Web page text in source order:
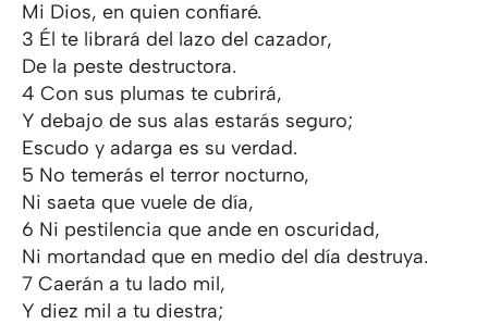
Mi Dios, en quien confiaré.
3 Él te librará del lazo del cazador,
De la peste destructora.
4 Con sus plumas te cubrirá,
Y debajo de sus alas estarás seguro;
Escudo y adarga es su verdad.
5 No temerás el terror nocturno,
Ni saeta que vuele de día,
6 Ni pestilencia que ande en oscuridad,
Ni mortandad que en medio del día destruya.
7 Caerán a tu lado mil,
Y diez mil a tu diestra;